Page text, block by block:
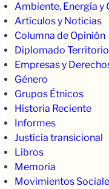
Ambiente, Energía y
Artículos y Noticias
Columna de Opinión
Diplomado
Empresas y
Género
Grupos Étnicos
Historia Reciente
Informes
Justicia transicional
Libros
Memoria
Movimientos